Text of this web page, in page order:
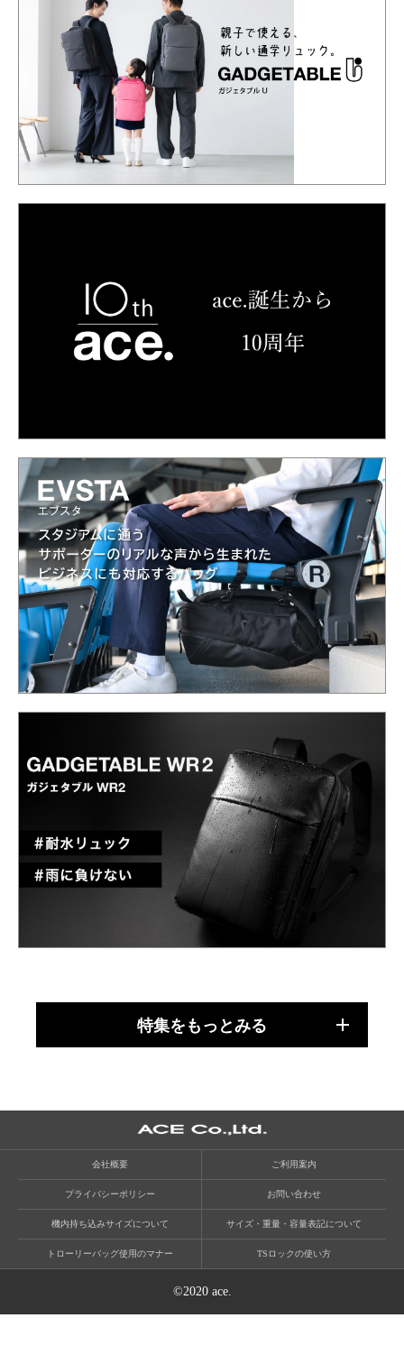
特集をもっとみる
会社概要 ご利用案内
プライバシーポリシー お問い合わせ
機内持ち込みサイズについて サイズ・重量・容量表記について
トローリーバッグ使用のマナー TSロックの使い方
©2020 ace.